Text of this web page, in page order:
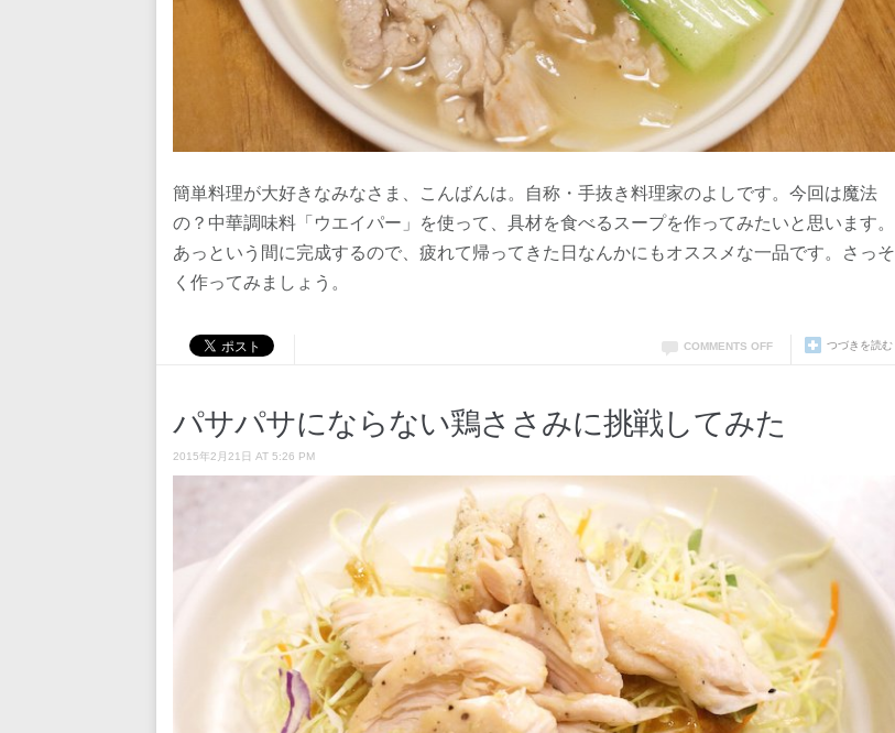
簡単料理が大好きなみなさま、こんばんは。自称・手抜き料理家のよしです。今回は魔法
の？中華調味料「ウエイパー」を使って、具材を食べるスープを作ってみたいと思います。
あっという間に完成するので、疲れて帰ってきた日なんかにもオススメな一品です。さっそ
く作ってみましょう。
つづきを読む
COMMENTS OFF
パサパサにならない鶏ささみに挑戦してみた
2015年2月21日 AT 5:26 PM